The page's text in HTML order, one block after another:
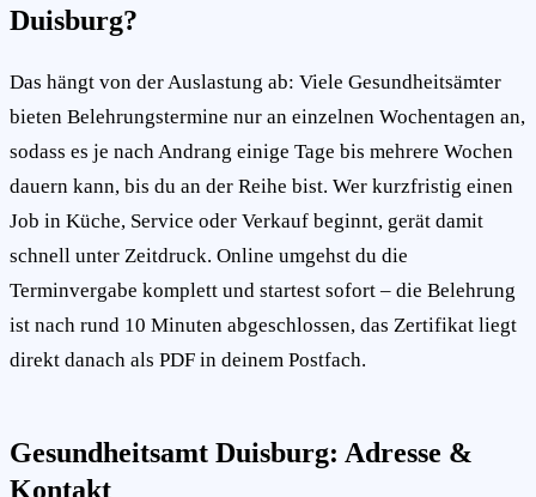
Duisburg?
Das hängt von der Auslastung ab: Viele Gesundheitsämter
bieten Belehrungstermine nur an einzelnen Wochentagen an,
sodass es je nach Andrang einige Tage bis mehrere Wochen
dauern kann, bis du an der Reihe bist. Wer kurzfristig einen
Job in Küche, Service oder Verkauf beginnt, gerät damit
schnell unter Zeitdruck. Online umgehst du die
Terminvergabe komplett und startest sofort – die Belehrung
ist nach rund 10 Minuten abgeschlossen, das Zertifikat liegt
direkt danach als PDF in deinem Postfach.
Gesundheitsamt Duisburg: Adresse &
Kontakt